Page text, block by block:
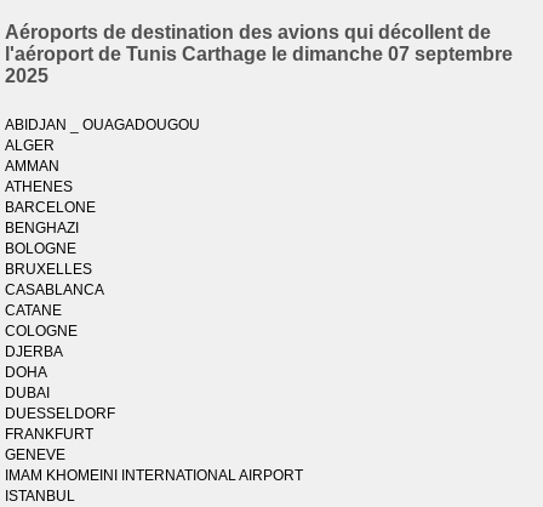
Aéroports de destination des avions qui décollent de
l'aéroport de Tunis Carthage le dimanche 07 septembre
2025
ABIDJAN _ OUAGADOUGOU
ALGER
AMMAN
ATHENES
BARCELONE
BENGHAZI
BOLOGNE
BRUXELLES
CASABLANCA
CATANE
COLOGNE
DJERBA
DOHA
DUBAI
DUESSELDORF
FRANKFURT
GENEVE
IMAM KHOMEINI INTERNATIONAL AIRPORT
ISTANBUL